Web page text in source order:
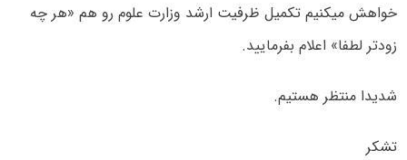
خواهش میکنیم تکمیل ظرفیت ارشد وزارت علوم رو هم «هر چه
زودتر لطفا» اعلام بفرمایید.
شدیدا منتظر هستیم.
تشکر